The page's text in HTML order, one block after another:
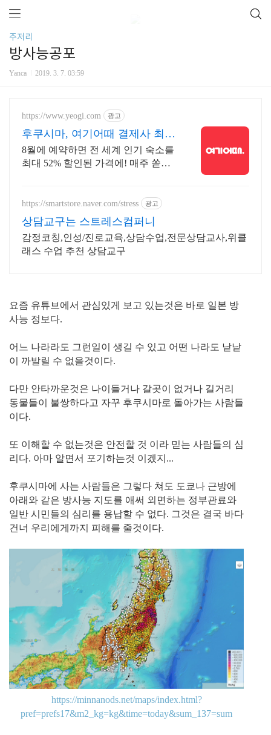
주저리
방사능공포
Yanca 2019. 3. 7. 03:59
https://www.yeogi.com 광고
후쿠시마, 여기어때 결제사 최대
2만원 추가할인
8월에 예약하면 전 세계 인기 숙소를
최대 52% 할인된 가격에! 매주 쏟아
https://smartstore.naver.com/stress 광고
상담교구는 스트레스컴퍼니
감정코칭,인성/진로교육,상담수업,전문상담교사,위클
래스 수업 추천 상담교구
요즘 유튜브에서 관심있게 보고 있는것은 바로 일본 방
사능 정보다.
어느 나라라도 그런일이 생길 수 있고 어떤 나라도 낱낱
이 까발릴 수 없을것이다.
다만 안타까운것은 나이들거나 갈곳이 없거나 길거리
동물들이 불쌍하다고 자꾸 후쿠시마로 돌아가는 사람들
이다.
또 이해할 수 없는것은 안전할 것 이라 믿는 사람들의 심
리다. 아마 알면서 포기하는것 이겠지...
후쿠시마에 사는 사람들은 그렇다 쳐도 도쿄나 근방에
아래와 같은 방사능 지도를 애써 외면하는 정부관료와
일반 시민들의 심리를 용납할 수 없다. 그것은 결국 바다
건너 우리에게까지 피해를 줄것이다.
https://minnanods.net/maps/index.html?
pref=prefs17&m2_kg=kg&time=today&sum_137=sum